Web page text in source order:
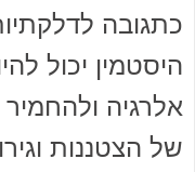
כתגובה
היסטמין יכול
אלרגיה
של הצטננות